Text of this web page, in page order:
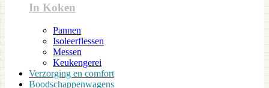
In Koken
Pannen
Isoleerflessen
Messen
Keukengerei
Verzorging en comfort
Boodschappenwagens